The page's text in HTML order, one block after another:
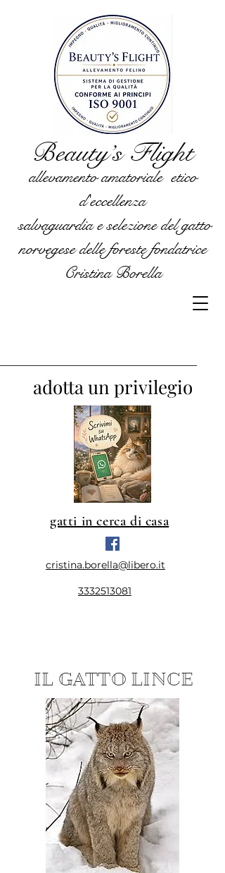
Beauty’s Flight
allevamento amatoriale etico
d'eccellenza
salvaguardia e selezione del gatto
norvegese delle foreste fondatrice
Cristina Borella
adotta un privilegio
gatti in cerca di casa
cristina.borella@libero.it
3332513081
IL GATTO LINCE